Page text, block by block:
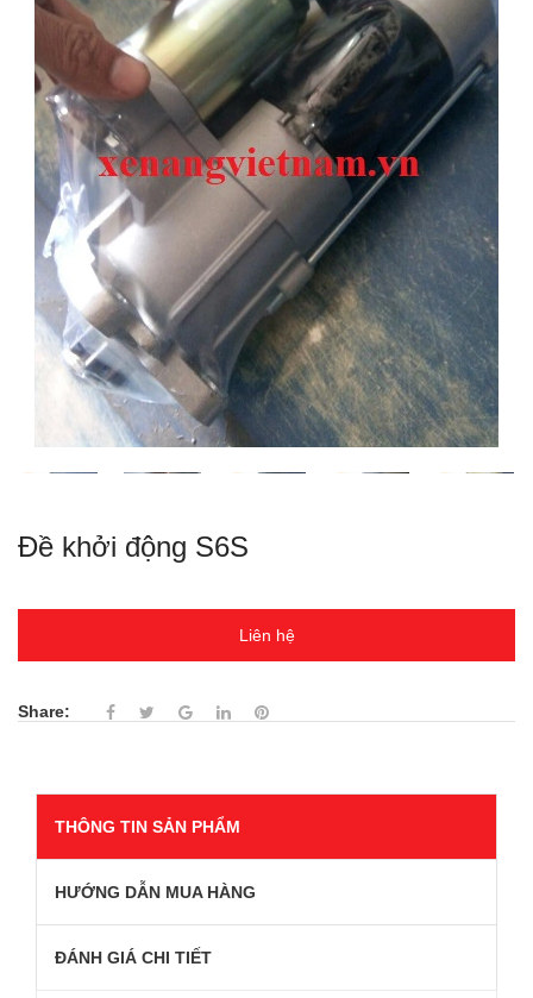
Đề khởi động S6S
Liên hệ
Share:
THÔNG TIN SẢN PHẨM
HƯỚNG DẪN MUA HÀNG
ĐÁNH GIÁ CHI TIẾT